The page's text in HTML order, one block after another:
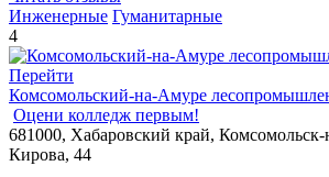
Инженерные Гуманитарные
4
Перейти
Комсомольский-на-Амуре
Оцени колледж первым!
681000, Хабаровский край,
Кирова, 44